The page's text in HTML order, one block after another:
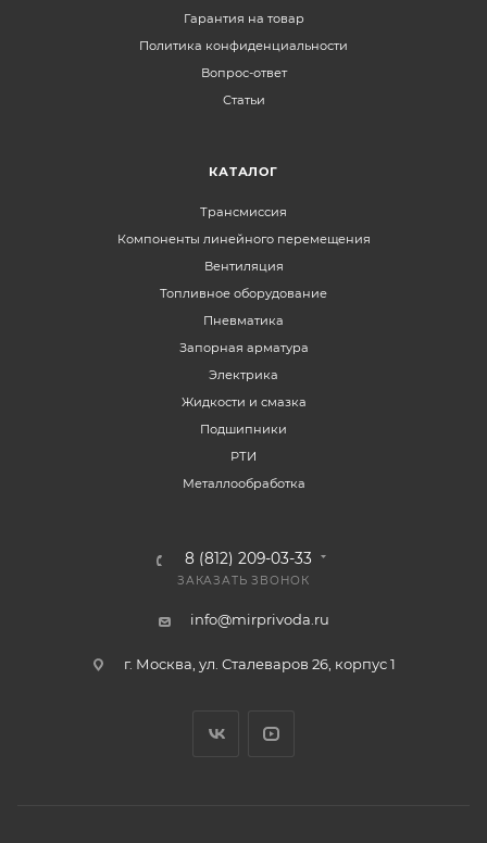
Гарантия на товар
Политика конфиденциальности
Вопрос-ответ
Статьи
КАТАЛОГ
Трансмиссия
Компоненты линейного перемещения
Вентиляция
Топливное оборудование
Пневматика
Запорная арматура
Электрика
Жидкости и смазка
Подшипники
РТИ
Металлообработка
8 (812) 209-03-33
ЗАКАЗАТЬ ЗВОНОК
info@mirprivoda.ru
г. Москва, ул. Сталеваров 26, корпус 1